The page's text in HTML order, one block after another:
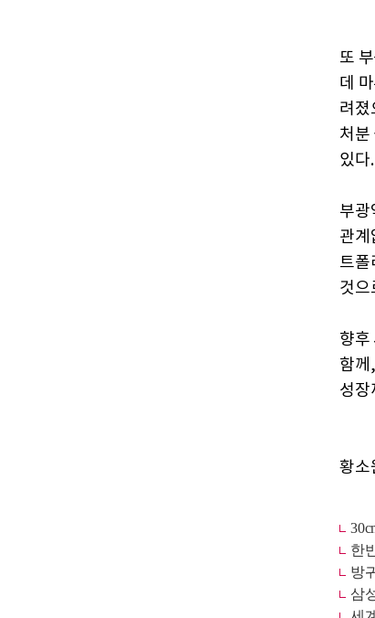
또
데
려졌
처분
있다.
부광
관계
트폴
것으
향후
함께
성장
황소